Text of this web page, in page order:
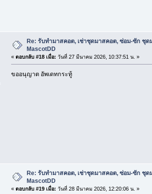
Re: รับทำมาสคอต, เช่าชุดมาสคอต, ซ่อม-ซัก ชุ
MascotDD
« ตอบกลับ #18 เมื่อ: วันที่ 27 มีนาคม 2026, 10:37:51 น. »
ขออนุญาต อัพเดทกระทู้
Re: รับทำมาสคอต, เช่าชุดมาสคอต, ซ่อม-ซัก ชุ
MascotDD
« ตอบกลับ #19 เมื่อ: วันที่ 28 มีนาคม 2026, 12:20:06 น. »